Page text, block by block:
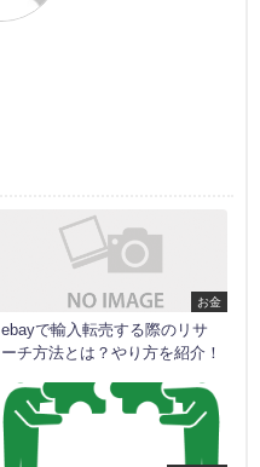
お金
ebayで輸入転売する際のリサ
ーチ方法とは？やり方を紹介！